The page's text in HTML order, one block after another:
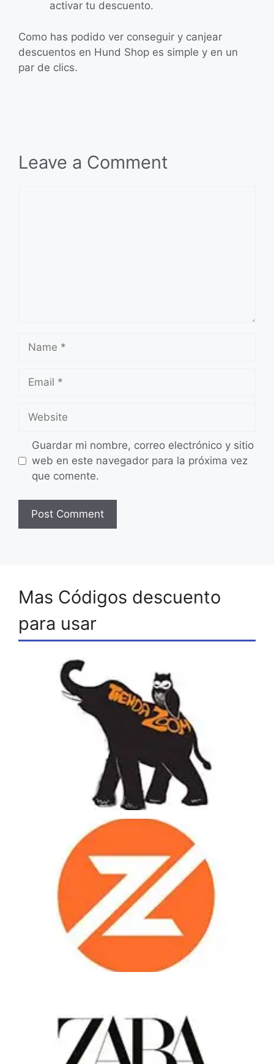
activar tu descuento.
Como has podido ver conseguir y canjear
descuentos en Hund Shop es simple y en un
par de clics.
Leave a Comment
Name
Email
Website
Guardar mi nombre, correo electrónico y sitio
web en este navegador para la próxima vez
que comente.
Mas Códigos descuento
para usar